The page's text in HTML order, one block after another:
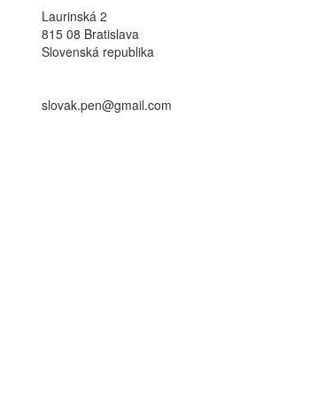
Laurinská 2
815 08 Bratislava
Slovenská republika
slovak.pen@gmail.com